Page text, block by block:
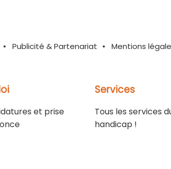
Publicité & Partenariat Mentions
et prise
Services
Tous les services
handicap !